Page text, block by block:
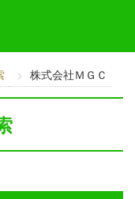
株式会社ＭＧＣ